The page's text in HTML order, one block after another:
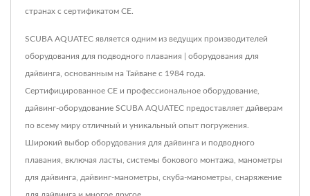
странах с сертификатом CE.
SCUBA AQUATEC является одним из ведущих производителей
оборудования для подводного плавания | оборудования для
дайвинга, основанным на Тайване с 1984 года.
Сертифицированное CE и профессиональное оборудование,
дайвинг-оборудование SCUBA AQUATEC предоставляет дайверам
по всему миру отличный и уникальный опыт погружения.
Широкий выбор оборудования для дайвинга и подводного
плавания, включая ласты, системы бокового монтажа, манометры
для дайвинга, дайвинг-манометры, скуба-манометры, снаряжение